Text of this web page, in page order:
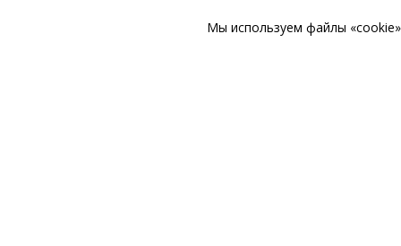
Мы используем файлы «cookie»